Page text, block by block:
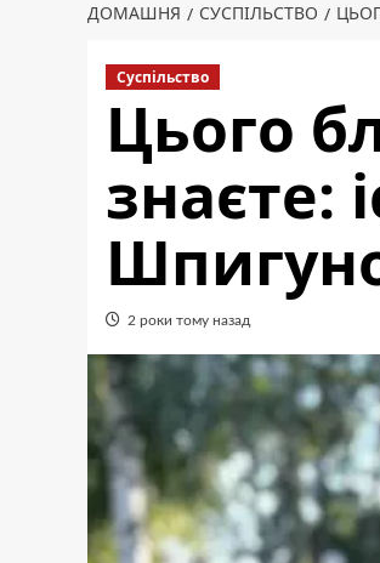
ДОМАШНЯ СУСПІЛЬСТВО
Суспільство
Цього
знаєте:
2 роки тому назад